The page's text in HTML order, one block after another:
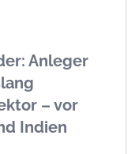
Anleger
– vor
Indien